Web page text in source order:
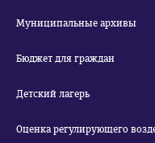
Муниципальные архивы
Бюджет для граждан
Детский лагерь
Оценка регулирующего